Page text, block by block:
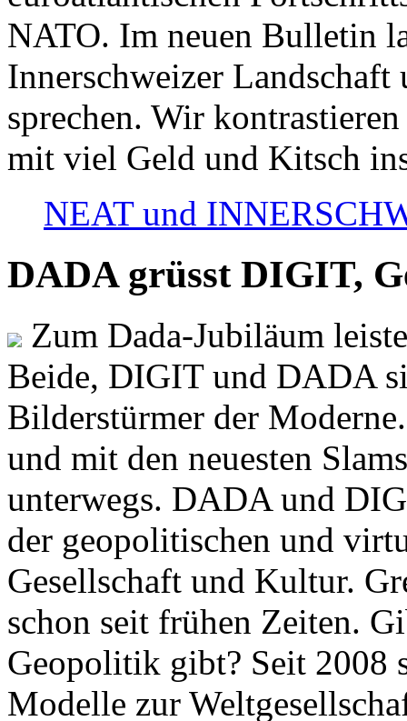
NATO. Im neuen Bulletin
Innerschweizer
sprechen. Wir
mit viel Geld und Kitsch
NEAT und
DADA grüsst DIGIT,
Zum Dada-Jubiläum
Beide, DIGIT und DADA
Bilderstürmer der
und mit den neuesten
unterwegs. DADA und
der geopolitischen und
Gesellschaft und Kultur.
schon seit frühen Zeiten.
Geopolitik gibt? Seit 2008
Modelle zur